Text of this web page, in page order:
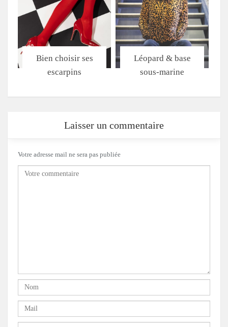
Bien choisir ses
escarpins
Léopard & base
sous-marine
Laisser un commentaire
Votre adresse mail ne sera pas publiée